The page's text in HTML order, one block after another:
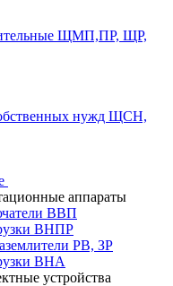
ЩМП,ПР, ЩР,
нужд ЩСН,
аппараты
ВВП
ВНПР
РВ, ЗР
ВНА
устройства